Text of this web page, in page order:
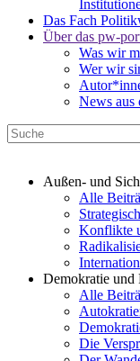
Das Fach
Über das pw-
Was wir
Wer wir
News aus
Außen- und
Alle
Konflikte
Demokratie und
Alle
Die